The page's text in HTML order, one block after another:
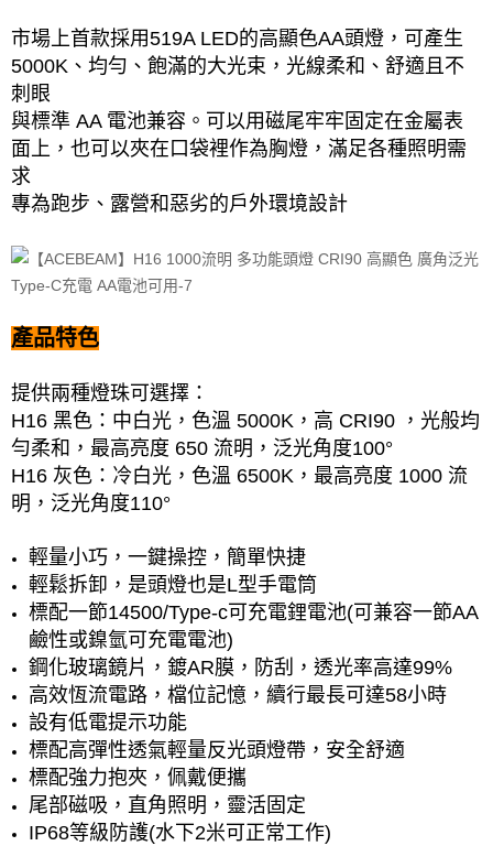
市場上首款採用519A LED的高顯色AA頭燈，可產生
5000K、均勻、飽滿的大光束，光線柔和、舒適且不
刺眼
與標準 AA 電池兼容。可以用磁尾牢牢固定在金屬表
面上，也可以夾在口袋裡作為胸燈，滿足各種照明需
求
專為跑步、露營和惡劣的戶外環境設計
產品特色
提供兩種燈珠可選擇：
H16 黑色：中白光，色溫 5000K，高 CRI90 ，光般均
勻柔和，最高亮度 650 流明，泛光角度100°
H16 灰色：冷白光，色溫 6500K，最高亮度 1000 流
明，泛光角度110°
輕量小巧，一鍵操控，簡單快捷
輕鬆拆卸，是頭燈也是L型手電筒
標配一節14500/Type-c可充電鋰電池(可兼容一節AA
鹼性或鎳氫可充電電池)
鋼化玻璃鏡片，鍍AR膜，防刮，透光率高達99%
高效恆流電路，檔位記憶，續行最長可達58小時
設有低電提示功能
標配高彈性透氣輕量反光頭燈帶，安全舒適
標配強力抱夾，佩戴便攜
尾部磁吸，直角照明，靈活固定
IP68等級防護(水下2米可正常工作)